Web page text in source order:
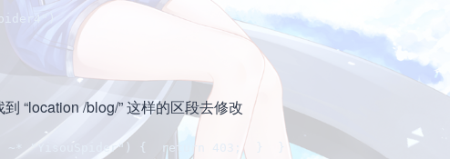
“location /blog/” 这样的区段去修改
~* "YisouSpider") {  return 403;  }  }